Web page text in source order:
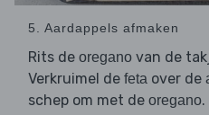
5. Aardappels afmaken
Rits de oregano van de
Verkruimel de feta over de
schep om met de oregano.